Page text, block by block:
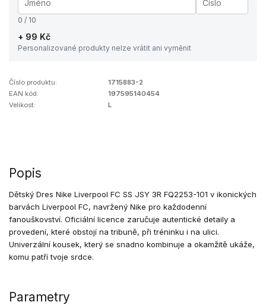
0 / 10
+ 99 Kč
Personalizované produkty nelze vrátit ani vyměnit
Číslo produktu:
1715883-2
EAN kód:
197595140454
Velikost:
L
Popis
Dětský Dres Nike Liverpool FC SS JSY 3R FQ2253-101 v ikonických
barvách Liverpool FC, navržený Nike pro každodenní
fanouškovství. Oficiální licence zaručuje autentické detaily a
provedení, které obstojí na tribuně, při tréninku i na ulici.
Univerzální kousek, který se snadno kombinuje a okamžitě ukáže,
komu patří tvoje srdce.
Parametry